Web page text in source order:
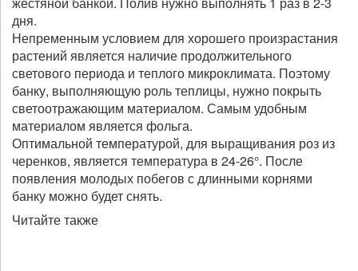
дня.
Непременным условием для хорошего произрастания
растений является наличие продолжительного
светового периода и теплого микроклимата. Поэтому
банку, выполняющую роль теплицы, нужно покрыть
светоотражающим материалом. Самым удобным
материалом является фольга.
Оптимальной температурой, для выращивания роз из
черенков, является температура в 24-26°. После
появления молодых побегов с длинными корнями
банку можно будет снять.
Читайте также